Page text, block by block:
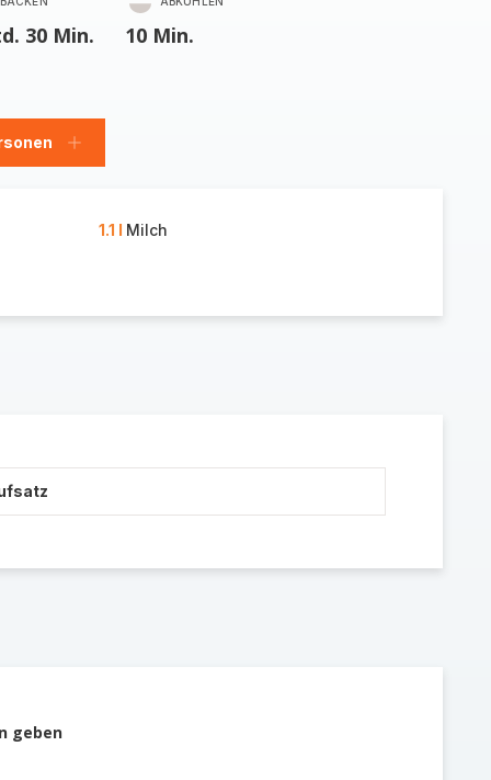
30 Min. 10 Min.
Personen
1.1 l Milch
geben